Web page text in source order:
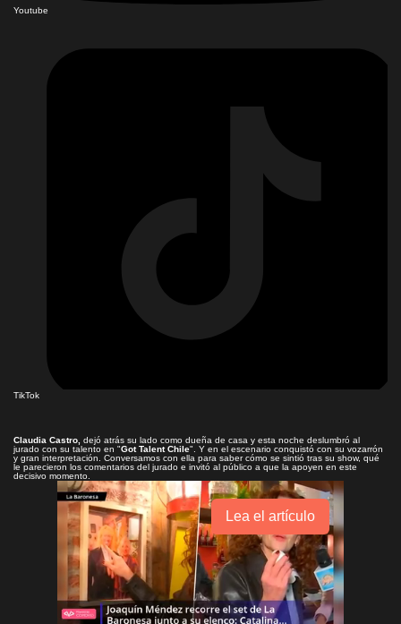
Youtube
TikTok
Claudia Castro, dejó atrás su lado como dueña de casa y esta noche deslumbró al
jurado con su talento en "Got Talent Chile". Y en el escenario conquistó con su vozarrón
y gran interpretación. Conversamos con ella para saber cómo se sintió tras su show, qué
le parecieron los comentarios del jurado e invitó al público a que la apoyen en este
decisivo momento.
Lea el artículo